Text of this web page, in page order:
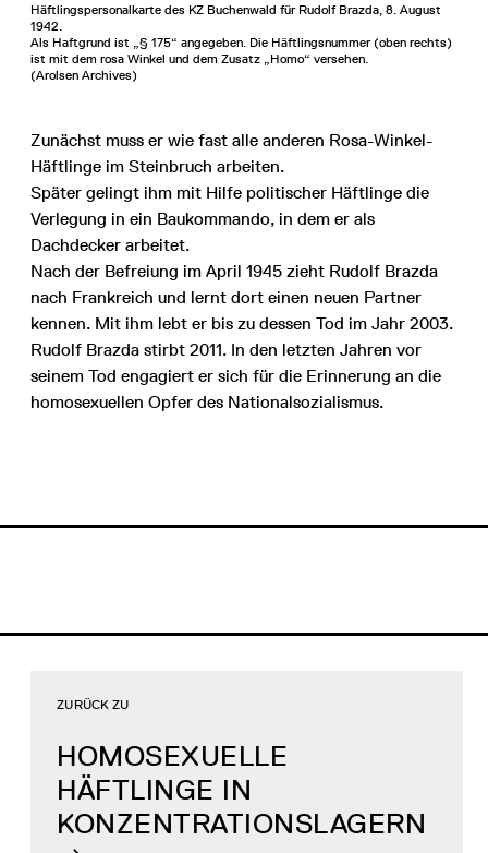
Häftlingspersonalkarte des KZ Buchenwald für Rudolf Brazda, 8. August
1942.
Als Haftgrund ist „§ 175“ angegeben. Die Häftlingsnummer (oben rechts)
ist mit dem rosa Winkel und dem Zusatz „Homo“ versehen.
(Arolsen Archives)
Zunächst muss er wie fast alle anderen Rosa-Winkel-
Häftlinge im Steinbruch arbeiten.
Später gelingt ihm mit Hilfe politischer Häftlinge die
Verlegung in ein Baukommando, in dem er als
Dachdecker arbeitet.
Nach der Befreiung im April 1945 zieht Rudolf Brazda
nach Frankreich und lernt dort einen neuen Partner
kennen. Mit ihm lebt er bis zu dessen Tod im Jahr 2003.
Rudolf Brazda stirbt 2011. In den letzten Jahren vor
seinem Tod engagiert er sich für die Erinnerung an die
homosexuellen Opfer des Nationalsozialismus.
HOMOSEXUELLE
HÄFTLINGE IN
KONZENTRATIONSLAGERN
ZURÜCK ZU